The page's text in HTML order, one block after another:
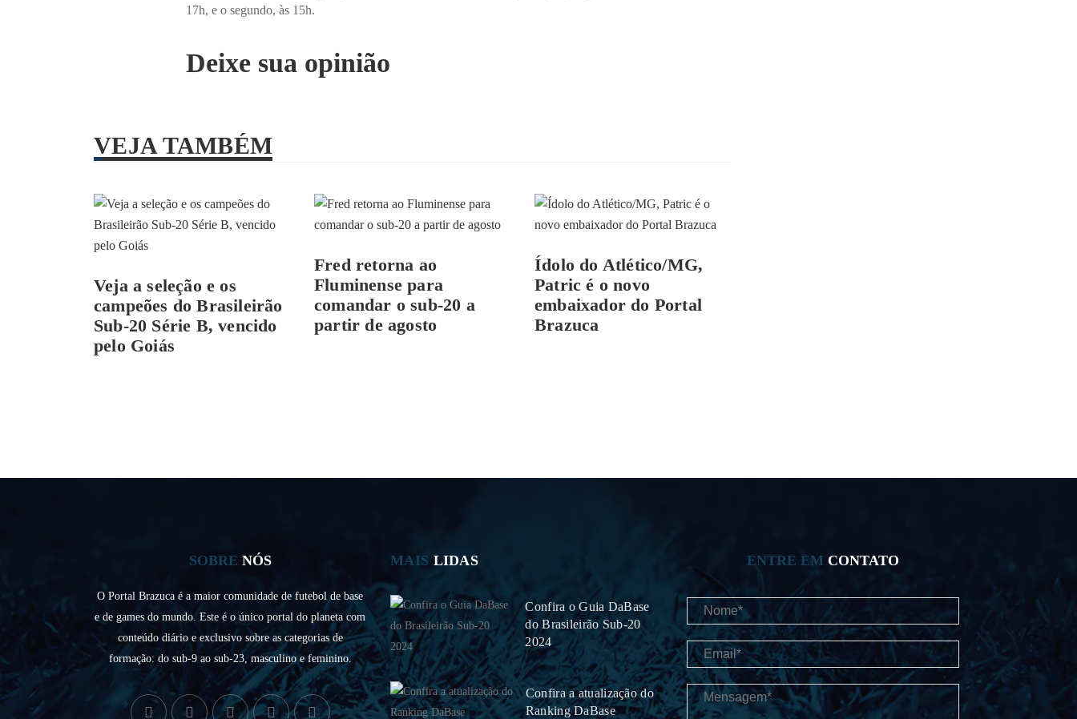
17h, e o segundo, às 15h.
Deixe sua opinião
VEJA TAMBÉM
Veja a seleção e os
campeões do Brasileirão
Sub-20 Série B, vencido
pelo Goiás
Fred retorna ao
Fluminense para
comandar o sub-20 a
partir de agosto
Ídolo do Atlético/MG,
Patric é o novo
embaixador do Portal
Brazuca
SOBRE NÓS
O Portal Brazuca é a maior comunidade de futebol de base
e de games do mundo. Este é o único portal do planeta com
conteúdo diário e exclusivo sobre as categorias de
formação: do sub-9 ao sub-23, masculino e feminino.
MAIS LIDAS
Confira o Guia DaBase
do Brasileirão Sub-20
2024
Confira a atualização do
Ranking DaBase
ENTRE EM CONTATO